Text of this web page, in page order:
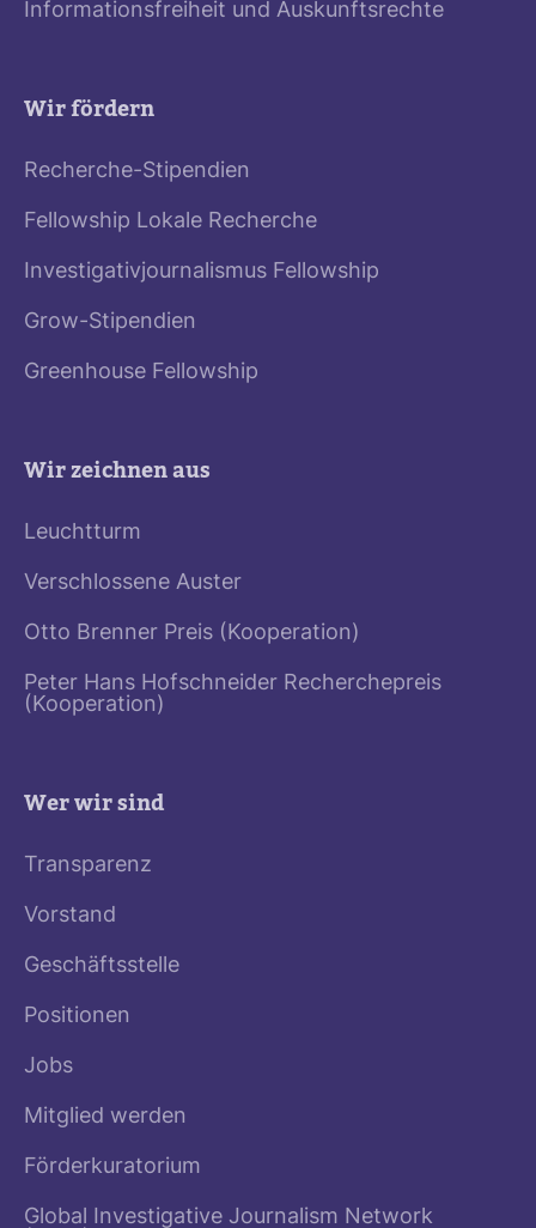
Informationsfreiheit und Auskunftsrechte
Wir fördern
Recherche-Stipendien
Fellowship Lokale Recherche
Investigativjournalismus Fellowship
Grow-Stipendien
Greenhouse Fellowship
Wir zeichnen aus
Leuchtturm
Verschlossene Auster
Otto Brenner Preis (Kooperation)
Peter Hans Hofschneider Recherchepreis
(Kooperation)
Wer wir sind
Transparenz
Vorstand
Geschäftsstelle
Positionen
Jobs
Mitglied werden
Förderkuratorium
Global Investigative Journalism Network